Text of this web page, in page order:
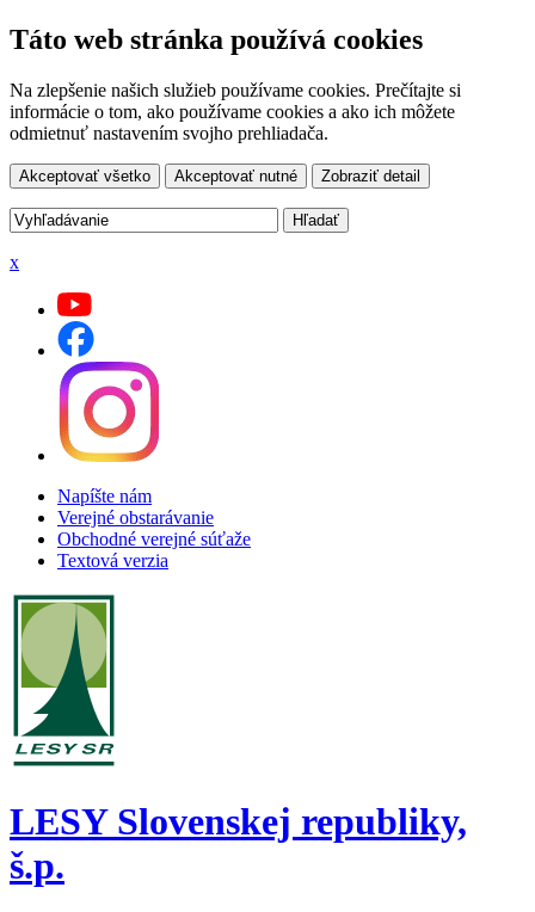
Táto web stránka používá cookies
Na zlepšenie našich služieb používame cookies. Prečítajte si
informácie o tom, ako používame cookies a ako ich môžete
odmietnuť nastavením svojho prehliadača.
Akceptovať všetko Akceptovať nutné Zobraziť detail
x
Napíšte nám
Verejné obstarávanie
Obchodné verejné súťaže
Textová verzia
LESY Slovenskej republiky,
š.p.